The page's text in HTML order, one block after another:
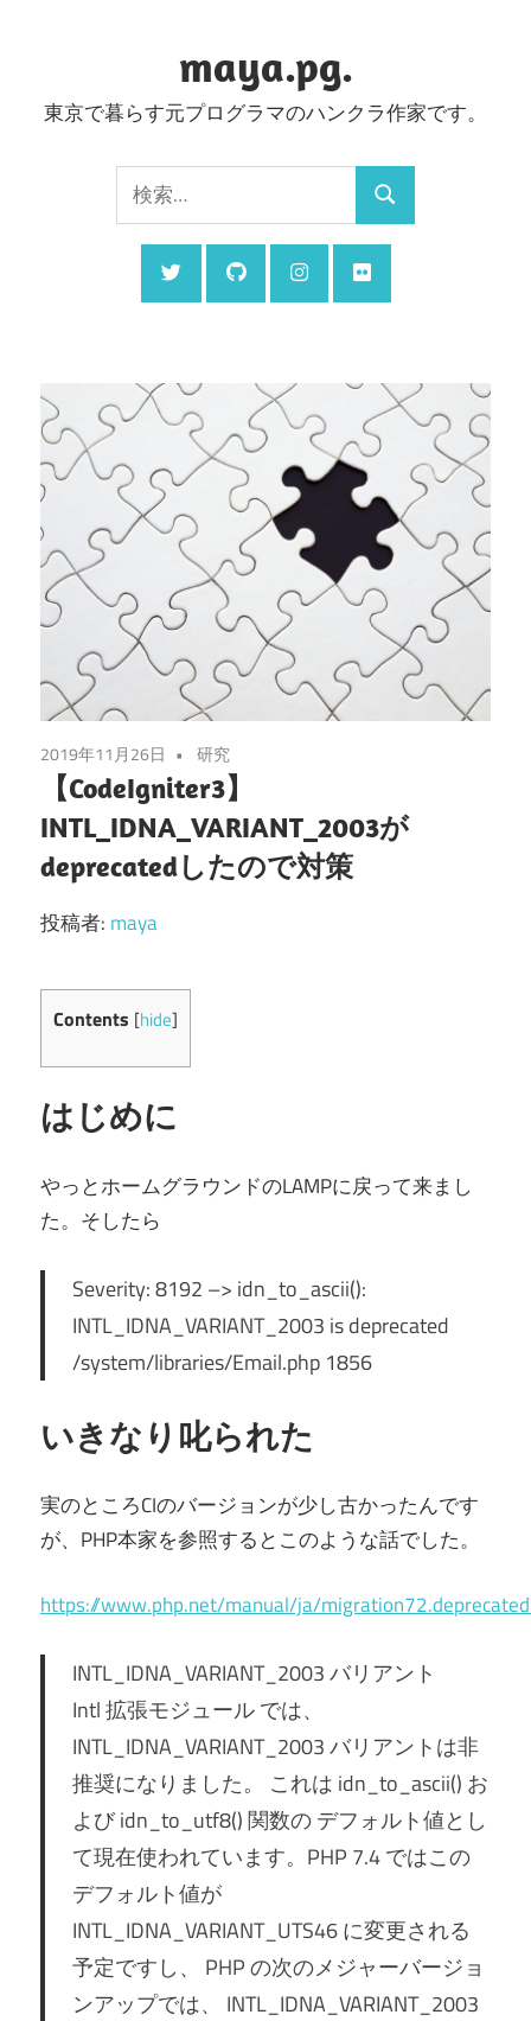
ン
maya.pg.
東京で暮らす元プログラマのハンクラ作家です。
索:
検
索
2019年11月26日 研究
【CodeIgniter3】
INTL_IDNA_VARIANT_2003が
deprecatedしたので対策
投稿者: maya
Contents [hide]
はじめに
やっとホームグラウンドのLAMPに戻って来まし
た。そしたら
Severity: 8192 –> idn_to_ascii():
INTL_IDNA_VARIANT_2003 is deprecated
/system/libraries/Email.php 1856
いきなり叱られた
実のところCIのバージョンが少し古かったんです
が、PHP本家を参照するとこのような話でした。
https://www.php.net/manual/ja/
INTL_IDNA_VARIANT_2003 バリアント
Intl 拡張モジュール では、
INTL_IDNA_VARIANT_2003 バリアントは非
推奨になりました。 これは idn_to_ascii() お
よび idn_to_utf8() 関数の デフォルト値とし
て現在使われています。PHP 7.4 ではこの
デフォルト値が
INTL_IDNA_VARIANT_UTS46 に変更される
予定ですし、 PHP の次のメジャーバージョ
ンアップでは、 INTL_IDNA_VARIANT_2003